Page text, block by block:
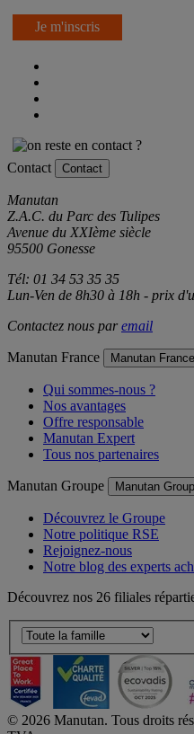
Je m'inscris
Contact Contact
Manutan
Z.A.C. du Parc des Tulipes
Avenue du XXIème siècle
95500 Gonesse
Tél: 01 34 53 35 35
Lun-Ven de 8h30 à 18h - prix
Contactez nous paremail
Manutan France Manutan France
Qui sommes-nous ?
Nos avantages
Offre responsable
Manutan Expert
Tous nos partenaires
Manutan Groupe Manutan
Découvrez le Groupe
Notre politique RSE
Rejoignez-nous
Notre blog des experts
Découvrez nos 26 filiales
© 2026 Manutan. Tous droits